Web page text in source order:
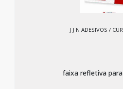
J J N ADESIVOS /
faixa refletiva